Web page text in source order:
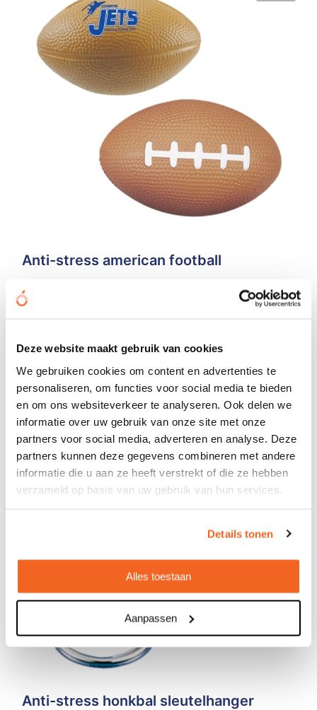
Deze website maakt gebruik van cookies
We gebruiken cookies om content en advertenties te
personaliseren, om functies voor social media te bieden
en om ons websiteverkeer te analyseren. Ook delen we
informatie over uw gebruik van onze site met onze
partners voor social media, adverteren en analyse. Deze
partners kunnen deze gegevens combineren met andere
informatie die u aan ze heeft verstrekt of die ze hebben
verzameld op basis van uw gebruik van hun services.
Details tonen
Alles toestaan
Aanpassen
Anti-stress american football
Bekijken
Anti-stress honkbal sleutelhanger